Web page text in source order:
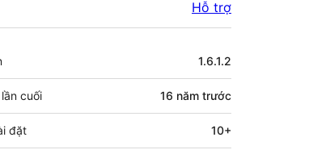
Hỗ trợ
1.6.1.2
cuối 16 năm trước
đặt 10+